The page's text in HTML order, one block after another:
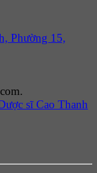
Phường 15,
sĩ Cao Thanh